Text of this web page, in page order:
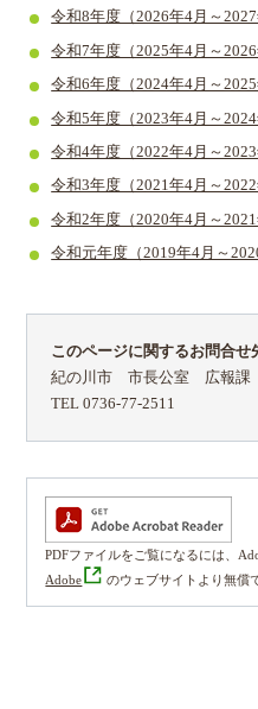
令和8年度（2026年4月～2027
令和7年度（2025年4月～2026
令和6年度（2024年4月～2025
令和5年度（2023年4月～2024
令和4年度（2022年4月～2023
令和3年度（2021年4月～2022
令和2年度（2020年4月～2021
令和元年度（2019年4月～
このページに関するお問合せ
紀の川市 市長公室 広報課
TEL 0736-77-2511
PDFファイルをご覧になるには、
Adobe
のウェブサイトより無償